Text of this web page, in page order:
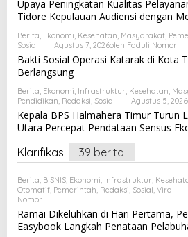
Upaya Peningkatan Kualitas
Tidore Kepulauan Audiensi dengan
Berita, Ekonomi, Kesehatan, Masyarakat,
Sosial
Agustus 7, 2026Oleh Faduli Nomor
Bakti Sosial Operasi Katarak di Kota
Berlangsung
Berita, Ekonomi, Infrastruktur, Kesehatan,
Pendidikan, Redaksi, Sosial Agustus 5, 2026
Kepala BPS Halmahera Timur Turun
Utara Percepat Pendataan Sensus
Klarifikasi 39 berita
Berita, BISNIS, Ekonomi, Infrastruktur,
Otomatif, Pemerintah, Redaksi, Sosial, Viral
Nomor
Ramai Dikeluhkan di Hari Pertama,
Easybook Langkah Penataan